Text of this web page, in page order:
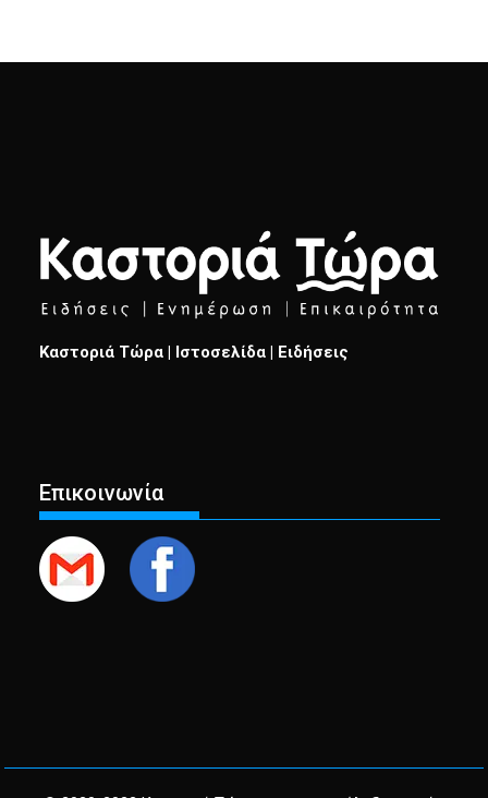
Καστοριά Τώρα | Ιστοσελίδα | Ειδήσεις
Επικοινωνία